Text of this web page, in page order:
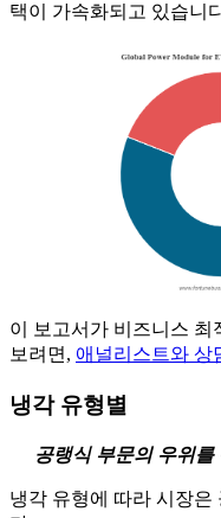
택이 가속화되고 있습니
이 보고서가 비즈니스
보려면, 애널리스트와 상
냉각 유형별
공랭식 부문의 우위
냉각 유형에 따라 시장은